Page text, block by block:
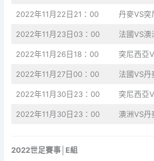
2022年11月22日21：00 丹麥VS突
2022年11月23日03：00 法國VS澳
2022年11月26日18：00 突尼西亞
2022年11月27日00：00 法國VS丹
2022年11月30日23：00 突尼西亞
2022年11月30日23：00 澳洲VS丹
2022世足賽事│E組